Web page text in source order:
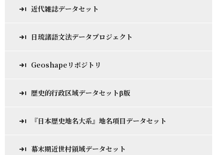
近代雑誌データセット
日琉諸語文法データプロジェクト
Geoshapeリポジトリ
歴史的行政区域データセットβ版
『日本歴史地名大系』地名項目データセット
幕末期近世村領域データセット